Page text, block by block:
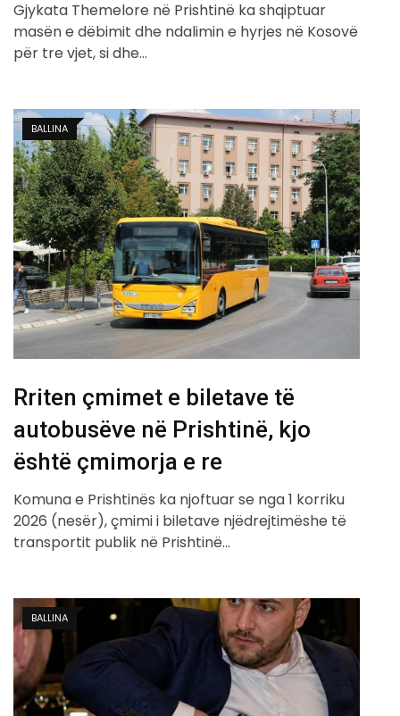
Gjykata Themelore në Prishtinë ka shqiptuar
masën e dëbimit dhe ndalimin e hyrjes në Kosovë
për tre vjet, si dhe…
BALLINA
Rriten çmimet e biletave të
autobusëve në Prishtinë, kjo
është çmimorja e re
Komuna e Prishtinës ka njoftuar se nga 1 korriku
2026 (nesër), çmimi i biletave njëdrejtimëshe të
transportit publik në Prishtinë…
BALLINA